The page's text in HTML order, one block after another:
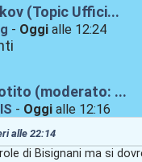
(Topic Uffici...
- Oggi alle 12:24
(moderato: ...
- Oggi alle 12:16
alle 22:14
di Bisignani ma si